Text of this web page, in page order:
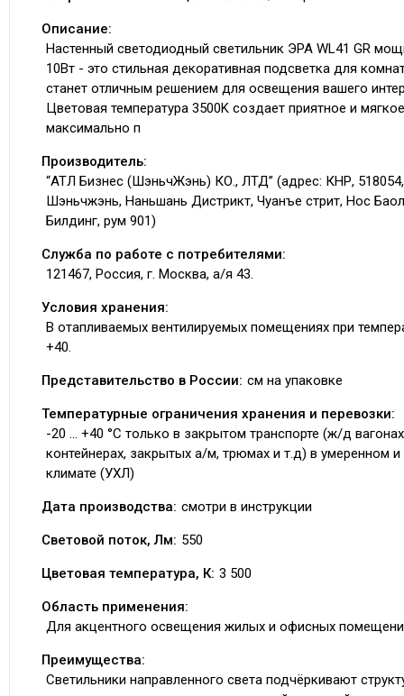
Описание:
Настенный светодиодный светильник ЭРА WL41 GR
10Вт - это стильная декоративная подсветка для
станет отличным решением для освещения вашего
Цветовая температура 3500K создает приятное и
максимально п
Производитель:
“АТЛ Бизнес (ШэньчЖэнь) КО., ЛТД” (адрес: КНР, 518054,
Шэньчжэнь, Наньшань Дистрикт, Чуанъе стрит, Нос
Билдинг, рум 901)
Служба по работе с потребителями:
121467, Россия, г. Москва, а/я 43.
Условия хранения:
В отапливаемых вентилируемых помещениях при
+40.
Представительство в России: см на упаковке
Температурные ограничения хранения и перевозки:
-20 ... +40 °C только в закрытом транспорте (ж/д
контейнерах, закрытых а/м, трюмах и т.д) в умеренном
климате (УХЛ)
Дата производства: смотри в инструкции
Световой поток, Лм: 550
Цветовая температура, К: 3 500
Область применения:
Для акцентного освещения жилых и офисных
Преимущества:
Светильники направленного света подчёркивают